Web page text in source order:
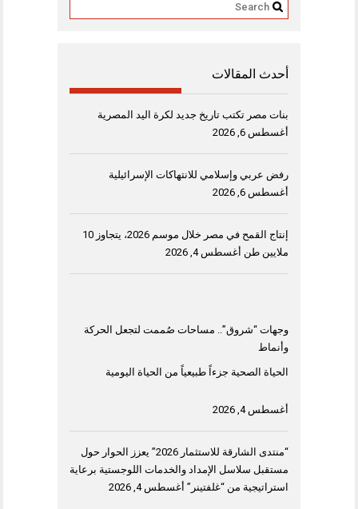
أحدث المقالات
بنات مصر تكتب تاريخ جديد لكرة اليد المصرية
أغسطس 6, 2026
رفض عربي وإسلامي للانتهاكات الإسرائيلية
أغسطس 6, 2026
إنتاج القمح في مصر خلال موسم 2026، يتجاوز 10
ملايين طن أغسطس 4, 2026
وجهات “شروق”.. مساحات صُممت لتجعل الحركة
وأنماط
الحياة الصحية جزءاً طبيعياً من الحياة اليومية
أغسطس 4, 2026
“منتدى الشارقة للاستثمار 2026” يعزز الحوار حول
مستقبل سلاسل الإمداد والخدمات اللوجستية برعاية
استراتيجية من “غلفتينر” أغسطس 4, 2026